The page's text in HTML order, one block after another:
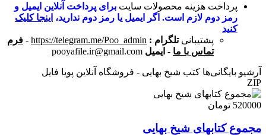
پرداخت هزینه محصولات سایت برای پرداخت آنلاین ایمیل و
رمز دوم لازم است. اگر ایمیل یا رمز دوم ندارید، اینجا کلیک
کنید
پشتیبانی تلگرام : https://telegram.me/Poo_admin
- فرم
تماس با ما - ایمیل pooyafile.ir@gmail.com
آرشیو بایگانی‌ها کتب شیخ بهایی - فروشگاه آنلاین پویا فایل
ZIP
520000 تومان
مجموع کتابهای شیخ بهایی